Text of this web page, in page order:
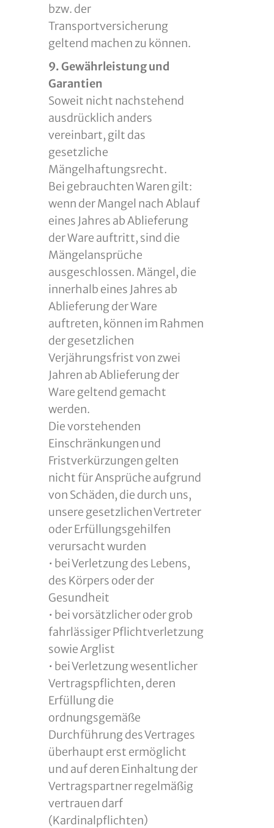
bzw. der
Transportversicherung
geltend machen zu können.
9. Gewährleistung und
Garantien
Soweit nicht nachstehend
ausdrücklich anders
vereinbart, gilt das
gesetzliche
Mängelhaftungsrecht.
Bei gebrauchten Waren gilt:
wenn der Mangel nach Ablauf
eines Jahres ab Ablieferung
der Ware auftritt, sind die
Mängelansprüche
ausgeschlossen. Mängel, die
innerhalb eines Jahres ab
Ablieferung der Ware
auftreten, können im Rahmen
der gesetzlichen
Verjährungsfrist von zwei
Jahren ab Ablieferung der
Ware geltend gemacht
werden.
Die vorstehenden
Einschränkungen und
Fristverkürzungen gelten
nicht für Ansprüche aufgrund
von Schäden, die durch uns,
unsere gesetzlichen Vertreter
oder Erfüllungsgehilfen
verursacht wurden
• bei Verletzung des Lebens,
des Körpers oder der
Gesundheit
• bei vorsätzlicher oder grob
fahrlässiger Pflichtverletzung
sowie Arglist
• bei Verletzung wesentlicher
Vertragspflichten, deren
Erfüllung die
ordnungsgemäße
Durchführung des Vertrages
überhaupt erst ermöglicht
und auf deren Einhaltung der
Vertragspartner regelmäßig
vertrauen darf
(Kardinalpflichten)